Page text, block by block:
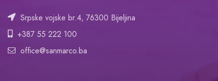
Srpske vojske br.4, 76300 Bijeljina
+387 55 222 100
office@sanmarco.ba